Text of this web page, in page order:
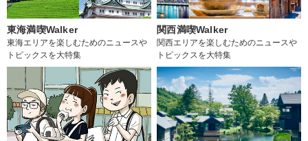
東海満喫Walker
東海エリアを楽しむためのニュースや
トピックスを大特集
関西満喫Walker
関西エリアを楽しむためのニュースや
トピックスを大特集